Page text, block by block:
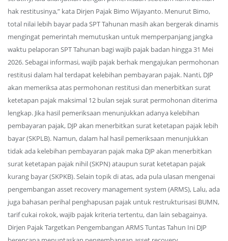
hak restitusinya,” kata Dirjen Pajak Bimo Wijayanto. Menurut Bimo,
total nilai lebih bayar pada SPT Tahunan masih akan bergerak dinamis
mengingat pemerintah memutuskan untuk memperpanjang jangka
waktu pelaporan SPT Tahunan bagi wajib pajak badan hingga 31 Mei
2026. Sebagai informasi, wajib pajak berhak mengajukan permohonan
restitusi dalam hal terdapat kelebihan pembayaran pajak. Nanti, DJP
akan memeriksa atas permohonan restitusi dan menerbitkan surat
ketetapan pajak maksimal 12 bulan sejak surat permohonan diterima
lengkap. Jika hasil pemeriksaan menunjukkan adanya kelebihan
pembayaran pajak, DJP akan menerbitkan surat ketetapan pajak lebih
bayar (SKPLB). Namun, dalam hal hasil pemeriksaan menunjukkan
tidak ada kelebihan pembayaran pajak maka DJP akan menerbitkan
surat ketetapan pajak nihil (SKPN) ataupun surat ketetapan pajak
kurang bayar (SKPKB). Selain topik di atas, ada pula ulasan mengenai
pengembangan asset recovery management system (ARMS), Lalu, ada
juga bahasan perihal penghapusan pajak untuk restrukturisasi BUMN,
tarif cukai rokok, wajib pajak kriteria tertentu, dan lain sebagainya.
Dirjen Pajak Targetkan Pengembangan ARMS Tuntas Tahun Ini DJP